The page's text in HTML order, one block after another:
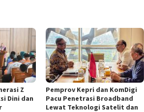
Z
Dini dan
Pemprov Kepri dan KomDigi
Pacu Penetrasi Broadband
Lewat Teknologi Satelit dan